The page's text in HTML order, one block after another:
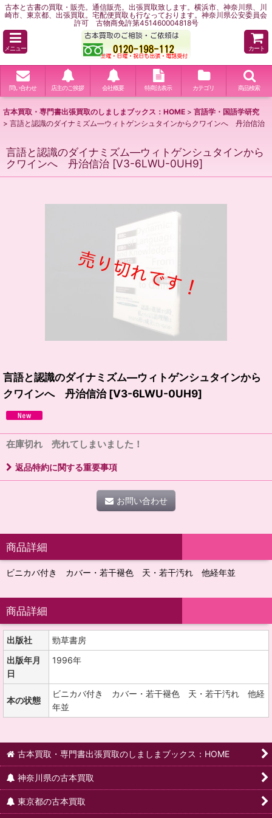
古本と古書の買取・販売。通信販売。出張買取致します。横浜市、神奈川県、川
崎市、東京都、出張買取。宅配便買取も行なっております。神奈川県公安委員会
許可 古物商免許第451460004818号
メニュー カート
問い合わせ 店主のご挨拶 会社概要 特商法表示 カテゴリ 商品検索
古本買取・専門書出張買取のしましまブックス：HOME > 言語学・国語学研究
> 言語と認識のダイナミズム―ウィトゲンシュタインからクワインへ 丹治信治
言語と認識のダイナミズム―ウィトゲンシュタインから
クワインへ 丹治信治 [V3-6LWU-0UH9]
言語と認識のダイナミズム―ウィトゲンシュタインから
クワインへ 丹治信治 [V3-6LWU-0UH9]
在庫切れ 売れてしまいました！
返品特約に関する重要事項
お問い合わせ
商品詳細
ビニカバ付き カバー・若干褪色 天・若干汚れ 他経年並
商品詳細
出版社
勁草書房
出版年月
日
1996年
本の状態
ビニカバ付き カバー・若干褪色 天・若干汚れ 他経
年並
古本買取・専門書出張買取のしましまブックス：HOME
神奈川県の古本買取
東京都の古本買取